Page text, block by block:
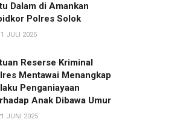
Dalam di Amankan
Polres Solok
JULI 2025
Reserse Kriminal
Mentawai Menangkap
Penganiayaan
Anak Dibawa Umur
JUNI 2025